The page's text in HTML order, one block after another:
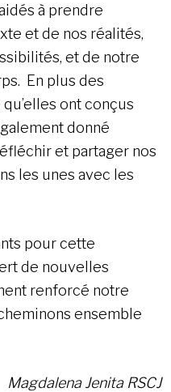
à prendre
et de nos réalités,
et de notre
En plus des
ont conçus
donné
et partager nos
les unes avec les
pour cette
de nouvelles
renforcé notre
ensemble
Magdalena Jenita RSCJ